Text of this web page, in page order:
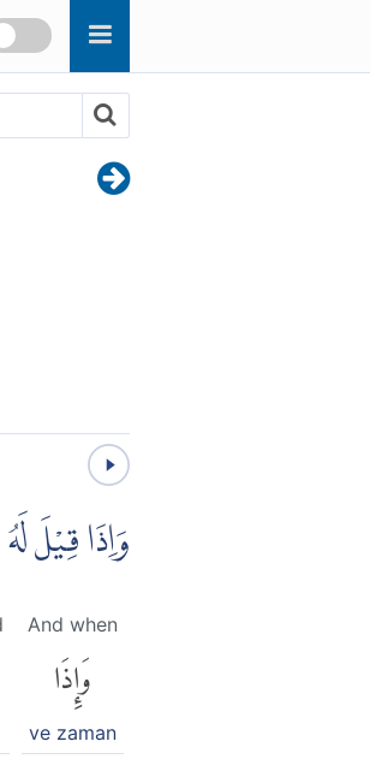
وَاِذَا قِيْلَ
And when
وَإِذَا
ve zaman